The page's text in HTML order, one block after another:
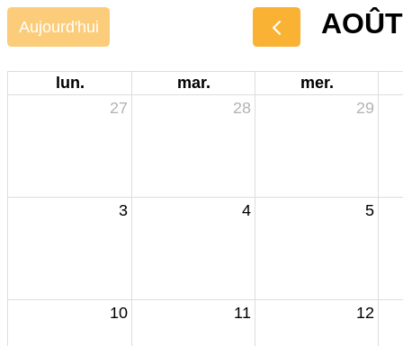
Aujourd'hui
lun. mar.
mer.
27
28 29
3 4 5
10 11 12